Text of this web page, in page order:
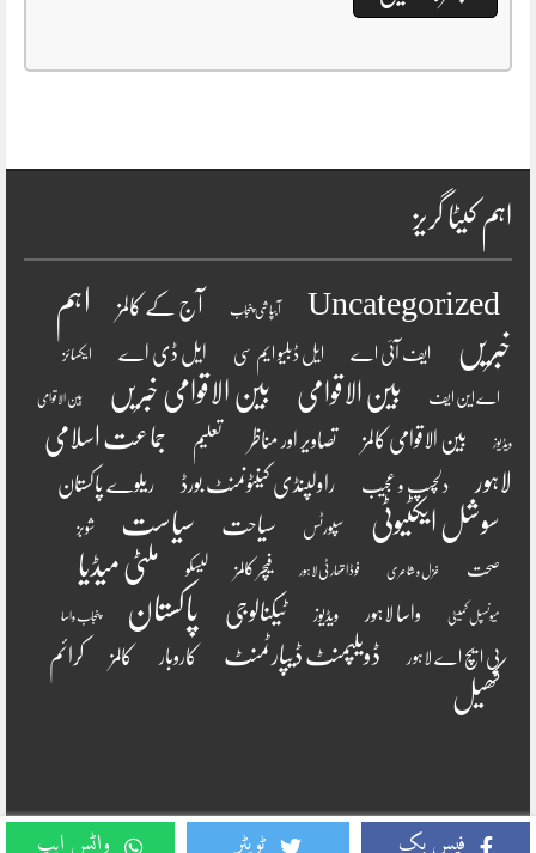
فیس بک ٹویٹر واٹس ایپ
اہم کیٹا گریز
Uncategorized آبپاشی پنجاب آج کے کالمز
اہم
خبریں
ایف آئی اے ایل ڈبلیو ایم سی ایل ڈی اے ایکسائز
اے این ایف بین الاقوامی بین الاقوامی خبریں بین الاقوامی
ویڈیوز بین الاقوامی کالمز تصاویر اور مناظر تعلیم
جماعت اسلامی
لاہور
دلچسپ و عجیب راولپنڈی کینٹونمنٹ بورڈ ریلوے پاکستان
سوشل ایکٹیوٹی سپورٹس سیاحت سیاست شوبز
صحت غزل و شاعری فوڈ اتھارٹی لاہور فیچر کالمز لیسکو ملٹی میڈیا
میونسپل کمیٹی واسا لاہور ویڈیوز ٹیکنالوجی پاکستان پنجاب واسا
پی ایچ اے لاہور ڈویلپمنٹ ڈیپارٹمنٹ کاروبار کالمز کرائم
کھیل